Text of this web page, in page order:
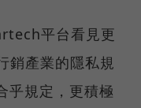
平台看見更
銷產業的隱私規
乎規定，更積極